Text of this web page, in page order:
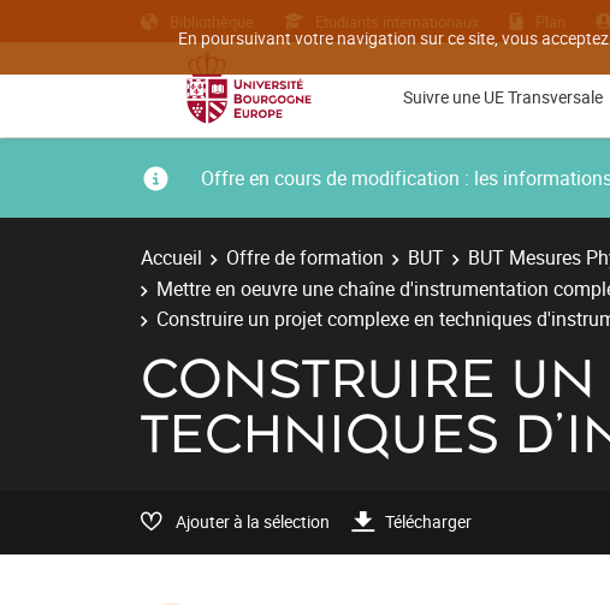
En poursuivant votre navigation sur ce site, vous
Bibliothèque Etudiants internationaux Plan
Suivre une UE Transversale
Offre en cours de modification : les
Accueil Offre de formation BUT BUT Mesures
Mettre en oeuvre une chaîne d'instrumentation
Construire un projet complexe en techniques
CONSTRUIRE
TECHNIQUES
Ajouter à la sélection Télécharger